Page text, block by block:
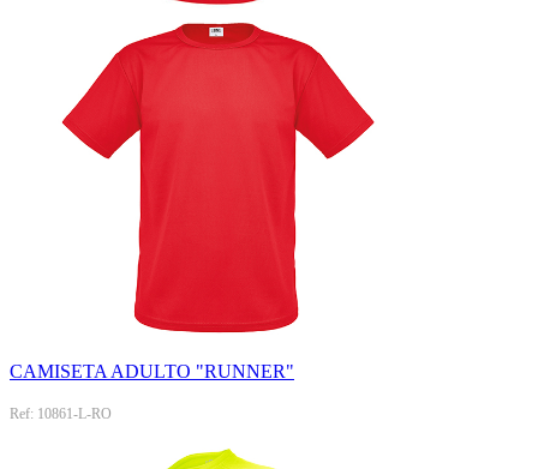
CAMISETA ADULTO "RUNNER"
Ref: 10861-L-RO